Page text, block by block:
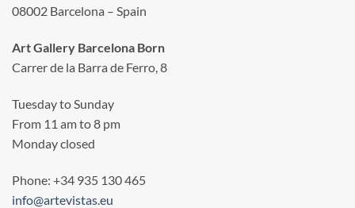
08002 Barcelona – Spain
Art Gallery Barcelona Born
Carrer de la Barra de Ferro, 8
Tuesday to Sunday
From 11 am to 8 pm
Monday closed
Phone: +34 935 130 465
info@artevistas.eu